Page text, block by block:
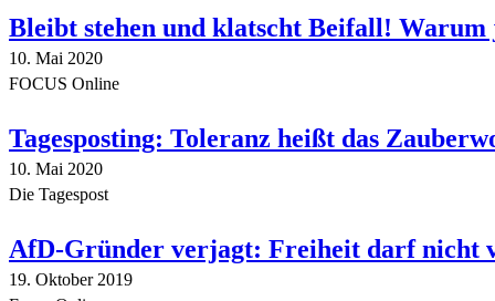
Bleibt stehen und klatscht Beifall!
10. Mai 2020
FOCUS Online
Tagesposting: Toleranz heißt das
10. Mai 2020
Die Tagespost
AfD-Gründer verjagt: Freiheit darf nicht
19. Oktober 2019